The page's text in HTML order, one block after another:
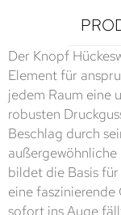
Der Knopf
Element für
jedem Raum eine
robusten
Beschlag durch
bildet die Basis
eine
sofort ins Auge